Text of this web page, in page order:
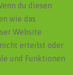
du diesen
wie das
Website
erteilst oder
und Funktionen